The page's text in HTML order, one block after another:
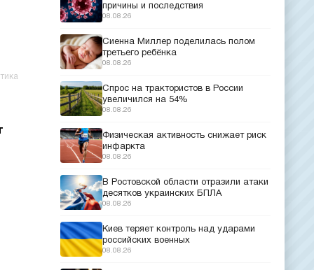
причины и последствия
08.08.26
Сиенна Миллер поделилась полом
третьего ребёнка
08.08.26
Спрос на трактористов в России
увеличился на 54%
08.08.26
Физическая активность снижает риск
инфаркта
08.08.26
В Ростовской области отразили атаки
десятков украинских БПЛА
08.08.26
Киев теряет контроль над ударами
российских военных
08.08.26